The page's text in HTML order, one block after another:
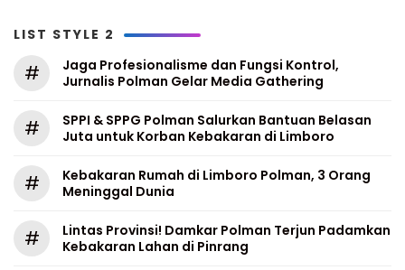
LIST STYLE 2
#
Jaga Profesionalisme dan Fungsi Kontrol,
Jurnalis Polman Gelar Media Gathering
#
SPPI & SPPG Polman Salurkan Bantuan Belasan
Juta untuk Korban Kebakaran di Limboro
#
Kebakaran Rumah di Limboro Polman, 3 Orang
Meninggal Dunia
#
Lintas Provinsi! Damkar Polman Terjun Padamkan
Kebakaran Lahan di Pinrang